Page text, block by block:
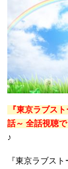
『東京ラブス
話～ 全話視聴
♪
『東京ラブス